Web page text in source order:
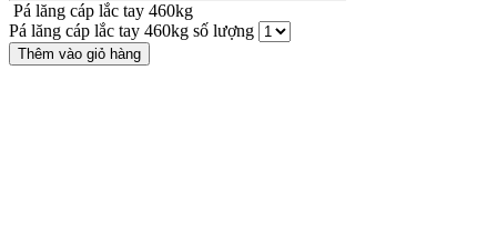
Pá lăng cáp lắc tay 460kg
Pá lăng cáp lắc tay 460kg số lượng
Thêm vào giỏ hàng